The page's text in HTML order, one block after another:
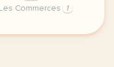
Commerces 1
petite fiche avec le